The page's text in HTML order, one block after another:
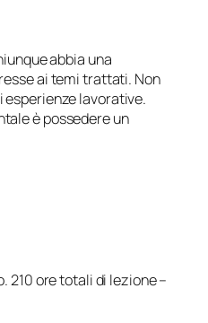
abbia una
ai temi trattati. Non
lavorative.
è possedere un
210 ore totali di lezione –